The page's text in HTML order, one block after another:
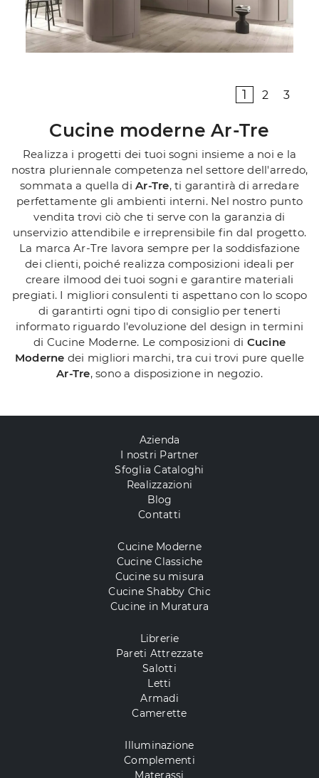
1 2 3
Cucine moderne Ar-Tre
Realizza i progetti dei tuoi sogni insieme a noi e la
nostra pluriennale competenza nel settore dell'arredo,
sommata a quella di Ar-Tre, ti garantirà di arredare
perfettamente gli ambienti interni. Nel nostro punto
vendita trovi ciò che ti serve con la garanzia di
unservizio attendibile e irreprensibile fin dal progetto.
La marca Ar-Tre lavora sempre per la soddisfazione
dei clienti, poiché realizza composizioni ideali per
creare ilmood dei tuoi sogni e garantire materiali
pregiati. I migliori consulenti ti aspettano con lo scopo
di garantirti ogni tipo di consiglio per tenerti
informato riguardo l'evoluzione del design in termini
di Cucine Moderne. Le composizioni di Cucine
Moderne dei migliori marchi, tra cui trovi pure quelle
Ar-Tre, sono a disposizione in negozio.
Azienda
I nostri Partner
Sfoglia Cataloghi
Realizzazioni
Blog
Contatti
Cucine Moderne
Cucine Classiche
Cucine su misura
Cucine Shabby Chic
Cucine in Muratura
Librerie
Pareti Attrezzate
Salotti
Letti
Armadi
Camerette
Illuminazione
Complementi
Materassi